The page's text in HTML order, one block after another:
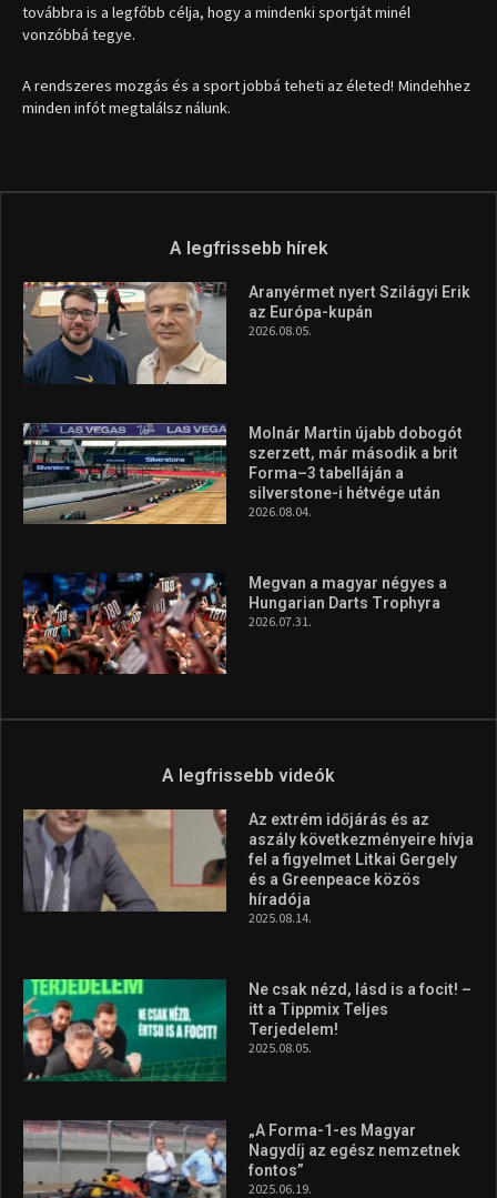
továbbra is a legfőbb célja, hogy a mindenki sportját minél
vonzóbbá tegye.
A rendszeres mozgás és a sport jobbá teheti az életed! Mindehhez
minden infót megtalálsz nálunk.
A legfrissebb hírek
Aranyérmet nyert Szilágyi Erik
az Európa-kupán
2026.08.05.
Molnár Martin újabb dobogót
szerzett, már második a brit
Forma–3 tabelláján a
silverstone-i hétvége után
2026.08.04.
Megvan a magyar négyes a
Hungarian Darts Trophyra
2026.07.31.
A legfrissebb videók
Az extrém időjárás és az
aszály következményeire hívja
fel a figyelmet Litkai Gergely
és a Greenpeace közös
híradója
2025.08.14.
Ne csak nézd, lásd is a focit! –
itt a Tippmix Teljes
Terjedelem!
2025.08.05.
„A Forma-1-es Magyar
Nagydíj az egész nemzetnek
fontos”
2025.06.19.